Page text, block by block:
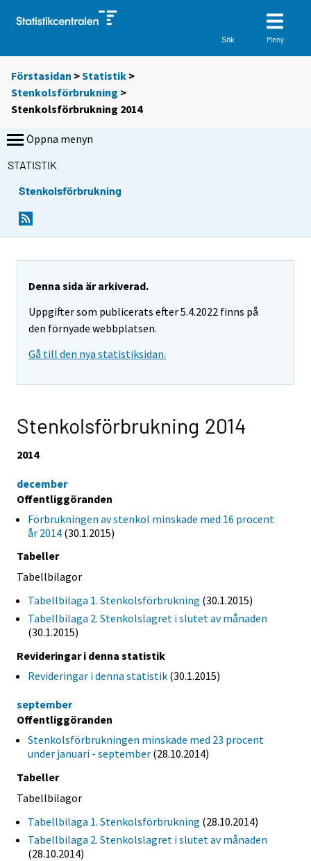
Sök Meny
Förstasidan >Statistik >
Stenkolsförbrukning >
Stenkolsförbrukning 2014
Öppna menyn
STATISTIK
Stenkolsförbrukning
Denna sida är arkiverad.
Uppgifter som publicerats efter 5.4.2022 finns på
den förnyade webbplatsen.
Gå till den nya statistiksidan.
Stenkolsförbrukning 2014
2014
december
Offentliggöranden
Förbrukningen av stenkol minskade med 16 procent
år 2014 (30.1.2015)
Tabeller
Tabellbilagor
Tabellbilaga 1. Stenkolsförbrukning (30.1.2015)
Tabellbilaga 2. Stenkolslagret i slutet av månaden
(30.1.2015)
Revideringar i denna statistik
Revideringar i denna statistik (30.1.2015)
september
Offentliggöranden
Stenkolsförbrukningen minskade med 23 procent
under januari - september (28.10.2014)
Tabeller
Tabellbilagor
Tabellbilaga 1. Stenkolsförbrukning (28.10.2014)
Tabellbilaga 2. Stenkolslagret i slutet av månaden
(28.10.2014)